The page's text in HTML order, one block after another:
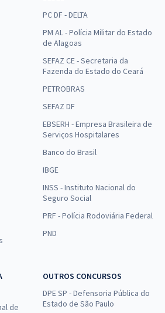
PC DF - DELTA
PM AL - Polícia Militar do Estado
de Alagoas
SEFAZ CE - Secretaria da
Fazenda do Estado do Ceará
PETROBRAS
SEFAZ DF
EBSERH - Empresa Brasileira de
Serviços Hospitalares
Banco do Brasil
IBGE
INSS - Instituto Nacional do
Seguro Social
PRF - Polícia Rodoviária Federal
PND
de
OUTROS CONCURSOS
DPE SP - Defensoria Pública do
Estado de São Paulo